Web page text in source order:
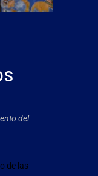
del
de las